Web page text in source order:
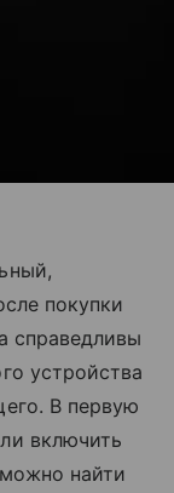
покупки
справедливы
устройства
В первую
включить
найти